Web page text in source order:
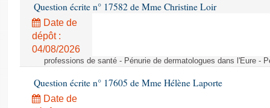
Question écrite n° 17582 de Mme Christine Loir
Date de
dépôt :
04/08/2026
professions de santé - Pénurie de dermatologues dans l'Eure -
Question écrite n° 17605 de Mme Hélène Laporte
Date de